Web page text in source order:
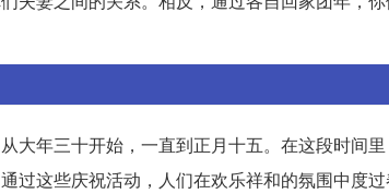
大年三十开始，一直到正月十五。在这段时间
过这些庆祝活动，人们在欢乐祥和的氛围中度